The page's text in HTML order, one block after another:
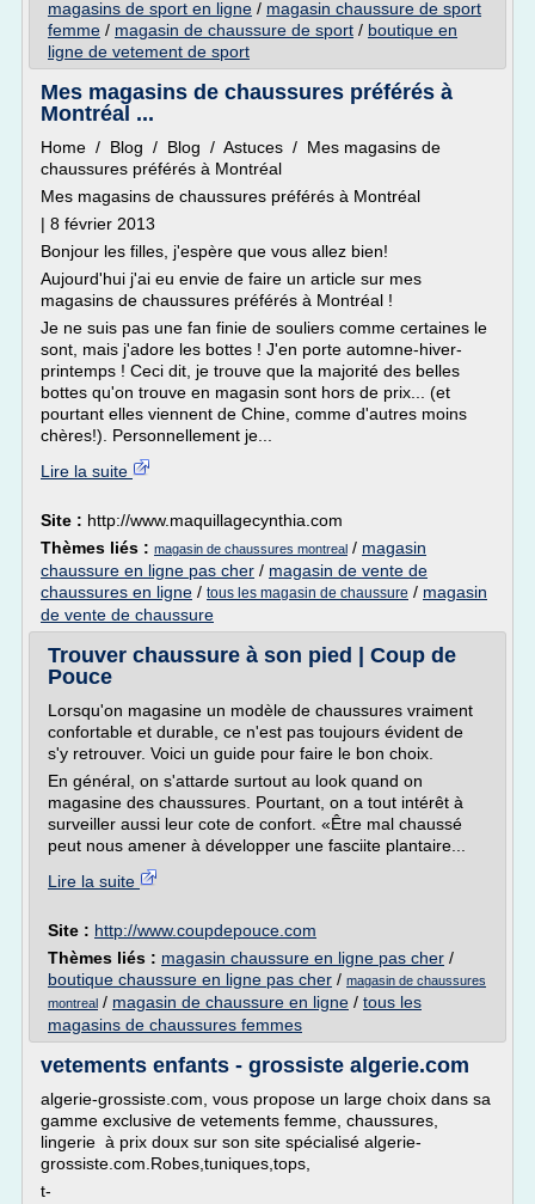
magasins de sport en ligne / magasin chaussure de sport
femme / magasin de chaussure de sport / boutique en
ligne de vetement de sport
Mes magasins de chaussures préférés à
Montréal ...
Home / Blog / Blog / Astuces / Mes magasins de
chaussures préférés à Montréal
Mes magasins de chaussures préférés à Montréal
| 8 février 2013
Bonjour les filles, j'espère que vous allez bien!
Aujourd'hui j'ai eu envie de faire un article sur mes
magasins de chaussures préférés à Montréal !
Je ne suis pas une fan finie de souliers comme certaines le
sont, mais j'adore les bottes ! J'en porte automne-hiver-
printemps ! Ceci dit, je trouve que la majorité des belles
bottes qu'on trouve en magasin sont hors de prix... (et
pourtant elles viennent de Chine, comme d'autres moins
chères!). Personnellement je...
Lire la suite
Site : http://www.maquillagecynthia.com
Thèmes liés : magasin de chaussures montreal / magasin
chaussure en ligne pas cher / magasin de vente de
chaussures en ligne / tous les magasin de chaussure / magasin
de vente de chaussure
Trouver chaussure à son pied | Coup de
Pouce
Lorsqu'on magasine un modèle de chaussures vraiment
confortable et durable, ce n'est pas toujours évident de
s'y retrouver. Voici un guide pour faire le bon choix.
En général, on s'attarde surtout au look quand on
magasine des chaussures. Pourtant, on a tout intérêt à
surveiller aussi leur cote de confort. «Être mal chaussé
peut nous amener à développer une fasciite plantaire...
Lire la suite
Site : http://www.coupdepouce.com
Thèmes liés : magasin chaussure en ligne pas cher /
boutique chaussure en ligne pas cher / magasin de chaussures
montreal / magasin de chaussure en ligne / tous les
magasins de chaussures femmes
vetements enfants - grossiste algerie.com
algerie-grossiste.com, vous propose un large choix dans sa
gamme exclusive de vetements femme, chaussures,
lingerie à prix doux sur son site spécialisé algerie-
grossiste.com.Robes,tuniques,tops,
t-